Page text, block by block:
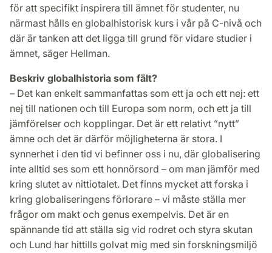
för att specifikt inspirera till ämnet för studenter, nu
närmast hålls en globalhistorisk kurs i vår på C-nivå och
där är tanken att det ligga till grund för vidare studier i
ämnet, säger Hellman.
Beskriv globalhistoria som fält?
– Det kan enkelt sammanfattas som ett ja och ett nej: ett
nej till nationen och till Europa som norm, och ett ja till
jämförelser och kopplingar. Det är ett relativt ”nytt”
ämne och det är därför möjligheterna är stora. I
synnerhet i den tid vi befinner oss i nu, där globalisering
inte alltid ses som ett honnörsord – om man jämför med
kring slutet av nittiotalet. Det finns mycket att forska i
kring globaliseringens förlorare – vi måste ställa mer
frågor om makt och genus exempelvis. Det är en
spännande tid att ställa sig vid rodret och styra skutan
och Lund har hittills golvat mig med sin forskningsmiljö